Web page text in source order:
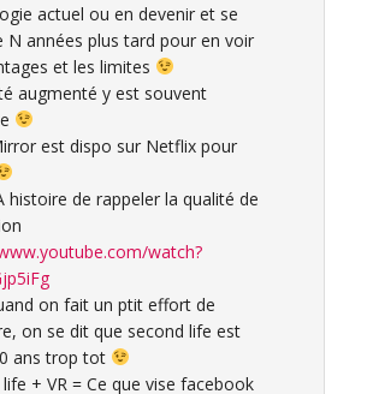
actuel ou en devenir et se
N années plus tard pour en voir
et les limites
augmenté y est souvent
est dispo sur Netflix pour
histoire de rappeler la qualité de
watch?
on fait un ptit effort de
on se dit que second life est
ans trop tot
+ VR = Ce que vise facebook